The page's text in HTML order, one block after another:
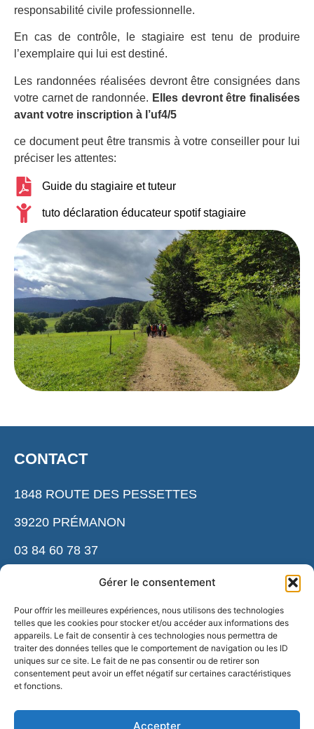
Gérer le consentement
Pour offrir les meilleures expériences, nous utilisons des technologies
telles que les cookies pour stocker et/ou accéder aux informations des
appareils. Le fait de consentir à ces technologies nous permettra de
traiter des données telles que le comportement de navigation ou les ID
uniques sur ce site. Le fait de ne pas consentir ou de retirer son
consentement peut avoir un effet négatif sur certaines caractéristiques
et fonctions.
Accepter
responsabilité civile professionnelle.
En cas de contrôle, le stagiaire est tenu de produire
l’exemplaire qui lui est destiné.
Les randonnées réalisées devront être consignées dans
votre carnet de randonnée. Elles devront être finalisées
avant votre inscription à l’uf4/5
ce document peut être transmis à votre conseiller pour lui
préciser les attentes:
Guide du stagiaire et tuteur
tuto déclaration éducateur spotif stagiaire
CONTACT
1848 ROUTE DES PESSETTES
39220 PRÉMANON
03 84 60 78 37
cnsnmm.accueil@ensm. sports.gouv.fr
ESPACE PRESSE
NOS PARTENAIRES